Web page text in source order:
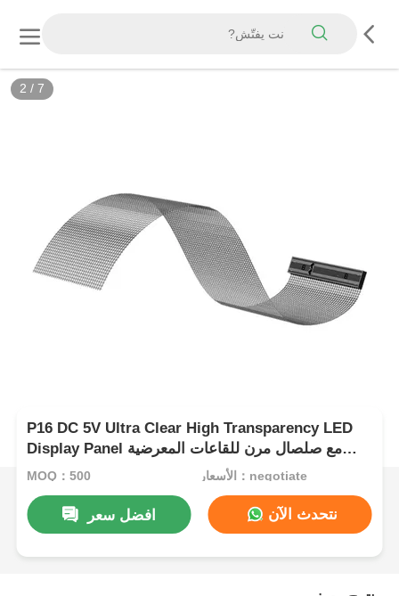
3 / 7
P16 DC 5V Ultra Clear High Transparency LED
Display Panel مع صلصال مرن للقاعات المعرضية
للمؤسسات
MOQ：500 الأسعار：negotiate
افضل سعر نتحدث الآن